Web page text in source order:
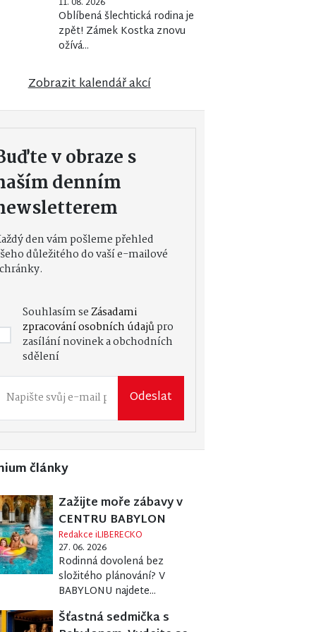
Oblíbená šlechtická rodina je
zpět! Zámek Kostka znovu
ožívá...
Zobrazit kalendář akcí
v obraze s
denním
den vám pošleme přehled
důležitého do vaší e-mailové
Souhlasím seZásadami
zpracování osobních údajůpro
zasílání novinek a obchodních
sdělení
Odeslat
články
Zažijte moře zábavy v
CENTRU BABYLON
Redakce iLIBERECKO
27. 06. 2026
Rodinná dovolená bez
složitého plánování? V
BABYLONU najdete...
Šťastná sedmička s